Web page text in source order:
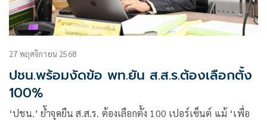
27 พฤศจิกายน 2568
ปชน.พร้อมงัดข้อ พท.ยัน ส.ส.ร.ต้องเลือกตั้ง
100%
‘ปชน.’ ย้ำจุดยืน ส.ส.ร. ต้องเลือกตั้ง 100 เปอร์เซ็นต์ แม้ ‘เพื่อ